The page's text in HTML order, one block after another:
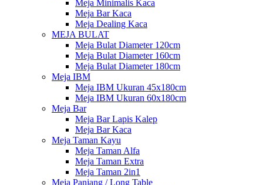
Meja Minimalis Kaca
Meja Bar Kaca
Meja Dealing Kaca
MEJA BULAT
Meja Bulat Diameter 120cm
Meja Bulat Diameter 160cm
Meja Bulat Diameter 180cm
Meja IBM
Meja IBM Ukuran 45x180cm
Meja IBM Ukuran 60x180cm
Meja Bar
Meja Bar Lapis Kalep
Meja Bar Kaca
Meja Taman Kayu
Meja Taman Alfa
Meja Taman Extra
Meja Taman 2in1
Meja Panjang / Long Table